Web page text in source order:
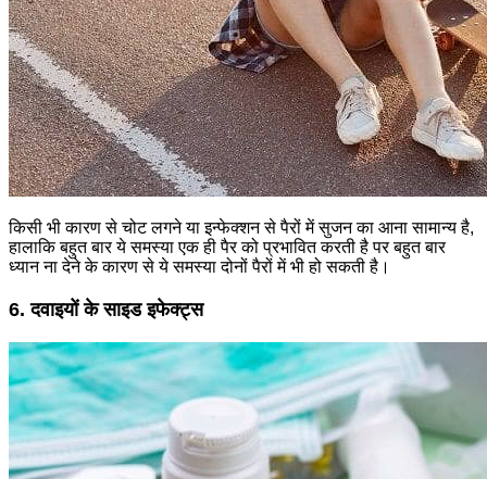
किसी भी कारण से चोट लगने या इन्फेक्शन से पैरों में सुजन का आना सामान्य है,
हालाकि बहुत बार ये समस्या एक ही पैर को प्रभावित करती है पर बहुत बार
ध्यान ना देने के कारण से ये समस्या दोनों पैरों में भी हो सकती है।
6. दवाइयों के साइड इफेक्ट्स